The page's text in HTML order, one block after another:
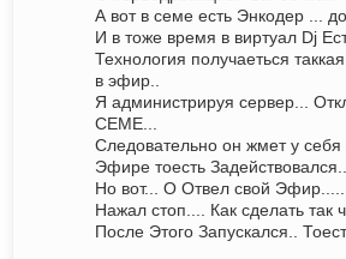
А вот в семе есть Энкодер ...
И в тоже время в виртуал Dj
Технология получаеться
в эфир..
Я администрируя сервер...
СЕМЕ...
Следовательно он жмет у
Эфире тоесть
Но вот... О Отвел свой Эфир......
Нажал стоп.... Как сделать так
После Этого Запускался..